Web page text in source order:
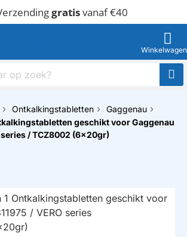
gratisvanaf €40
Ontkalkingstabletten
Gaggenau
geschikt voor Gaggenau​​​​​​​
series / TCZ8002 (6x20gr)